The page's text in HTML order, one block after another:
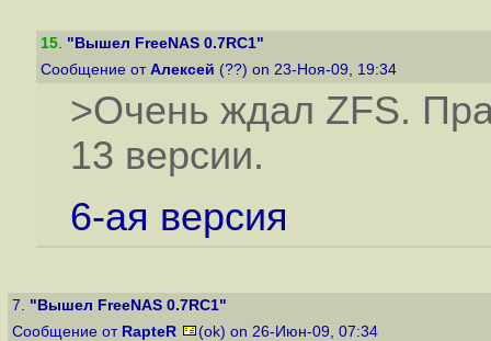
15. "Вышел FreeNAS 0.7RC1"
Сообщение от Алексей (??) on 23-Ноя-09, 19:34
>Очень ждал ZFS.
13 версии.
6-ая версия
7. "Вышел FreeNAS 0.7RC1"
Сообщение от RapteR (ok) on 26-Июн-09, 07:34